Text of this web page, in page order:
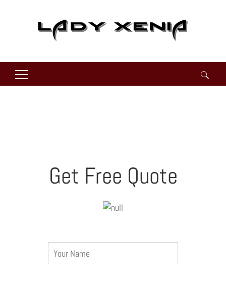
Suchen
Get Free Quote